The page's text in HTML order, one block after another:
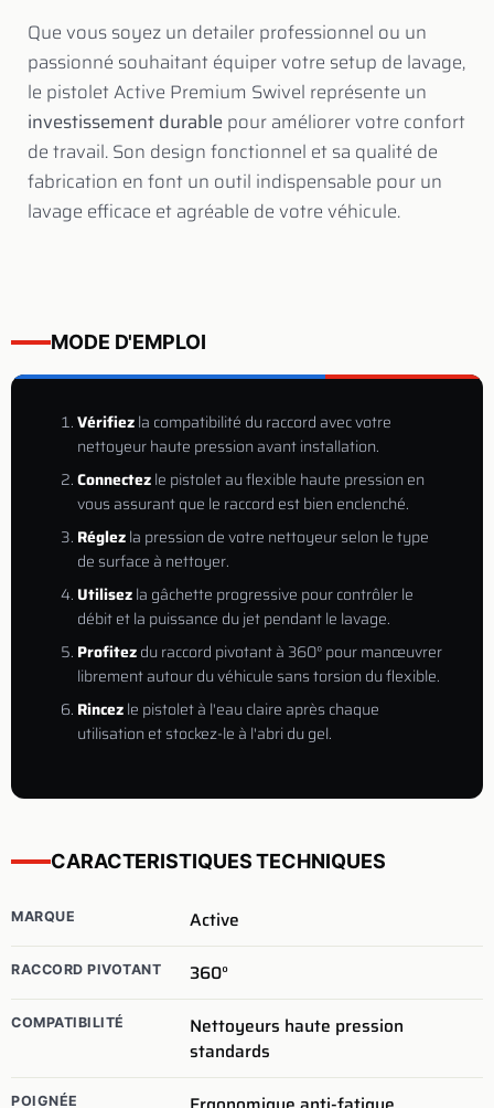
Que vous soyez un detailer professionnel ou un
passionné souhaitant équiper votre setup de lavage,
le pistolet Active Premium Swivel représente un
investissement durablepour améliorer votre confort
de travail. Son design fonctionnel et sa qualité de
fabrication en font un outil indispensable pour un
lavage efficace et agréable de votre véhicule.
MODE D'EMPLOI
Vérifiezla compatibilité du raccord avec votre
nettoyeur haute pression avant installation.
Connectezle pistolet au flexible haute pression en
vous assurant que le raccord est bien enclenché.
Réglezla pression de votre nettoyeur selon le type
de surface à nettoyer.
Utilisezla gâchette progressive pour contrôler le
débit et la puissance du jet pendant le lavage.
Profitezdu raccord pivotant à 360° pour manœuvrer
librement autour du véhicule sans torsion du flexible.
Rincezle pistolet à l'eau claire après chaque
utilisation et stockez-le à l'abri du gel.
CARACTERISTIQUES TECHNIQUES
MARQUE Active
RACCORD PIVOTANT 360°
COMPATIBILITÉ
Nettoyeurs haute pression
standards
POIGNÉE